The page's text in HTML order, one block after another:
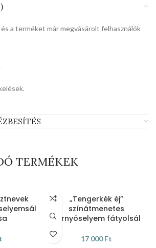
a terméket már megvásárolt felhasználók
TERMÉKEK
„Tengerkék éj”
színátmenetes
hernyóselyem fátyolsál
17 000Ft